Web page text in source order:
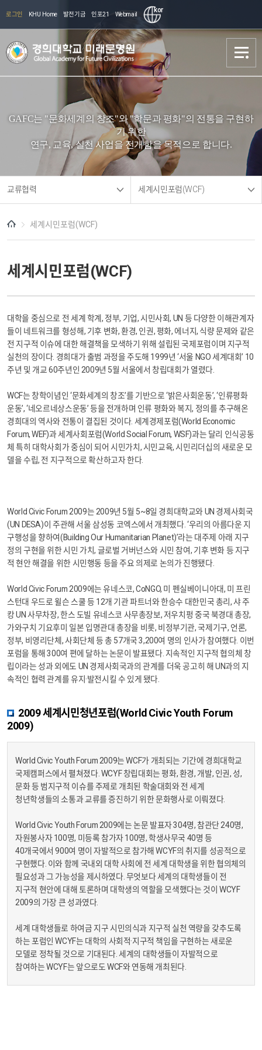
로그인 KHU Home 발전기금 인포21 Webmail
kor
문명원 소개
학술기획
교류협력
교육 장학
문명원 소개
학술기획
교류협력
교육 장학
GAFC는 "문화세계의 창조"와 "학문과 평화"의 전통을 구현하
기 위한
연구, 교육, 실천 사업을 전개함을 목적으로 합니다.
교류협력 세계시민포럼(WCF)
세계시민포럼(WCF)
세계시민포럼(WCF)
대학을 중심으로 전 세계 학계, 정부, 기업, 시민사회, UN 등 다양한 이해관계자
들이 네트워크를 형성해, 기후 변화, 환경, 인권, 평화, 에너지, 식량 문제와 같은
전 지구적 이슈에 대한 해결책을 모색하기 위해 설립된 국제포럼이며 지구적
실천의 장이다. 경희대가 출범 과정을 주도해 1999년 ‘서울 NGO 세계대회’ 10
주년 및 개교 60주년인 2009년 5월 서울에서 창립대회가 열렸다.
WCF는 창학이념인 ‘문화세계의 창조’를 기반으로 ‘밝은사회운동’, ‘인류평화
운동’, ‘네오르네상스운동’ 등을 전개하며 인류 평화와 복지, 정의를 추구해온
경희대의 역사와 전통이 결집된 것이다. 세계경제포럼(World Economic
Forum, WEF)과 세계사회포럼(World Social Forum, WSF)과는 달리 인식공동
체 특히 대학사회가 중심이 되어 시민가치, 시민교육, 시민리더십의 새로운 모
델을 수립, 전 지구적으로 확산하고자 한다.
World Civic Forum 2009는 2009년 5월 5~8일 경희대학교와 UN 경제사회국
(UN DESA)이 주관해 서울 삼성동 코엑스에서 개최했다. ‘우리의 아름다운 지
구행성을 향하여(Building Our Humanitarian Planet)’라는 대주제 아래 지구
정의 구현을 위한 시민 가치, 글로벌 거버넌스와 시민 참여, 기후 변화 등 지구
적 현안 해결을 위한 시민행동 등을 주요 의제로 논의가 진행됐다.
World Civic Forum 2009에는 유네스코, CoNGO, 미 펜실베이니아대, 미 프린
스턴대 우드로 윌슨 스쿨 등 12개 기관 파트너와 한승수 대한민국 총리, 샤 주
캉 UN 사무차장, 한스 도빌 유네스코 사무총장보, 저우치펑 중국 북경대 총장,
가와구치 기요후미 일본 입명관대 총장을 비롯, 비정부기관, 국제기구, 언론,
정부, 비영리단체, 사회단체 등 총 57개국 3,200여 명의 인사가 참여했다. 이번
포럼을 통해 300여 편에 달하는 논문이 발표됐다. 지속적인 지구적 협의체 창
립이라는 성과 외에도 UN 경제사회국과의 관계를 더욱 공고히 해 UN과의 지
속적인 협력 관계를 유지·발전시킬 수 있게 됐다.
2009 세계시민청년포럼(World Civic Youth Forum
2009)
World Civic Youth Forum 2009는 WCF가 개최되는 기간에 경희대학교
국제캠퍼스에서 펼쳐졌다. WCYF 창립대회는 평화, 환경, 개발, 인권, 성,
문화 등 범지구적 이슈를 주제로 개최된 학술대회와 전 세계
청년학생들의 소통과 교류를 증진하기 위한 문화행사로 이뤄졌다.
World Civic Youth Forum 2009에는 논문 발표자 304명, 참관단 240명,
자원봉사자 100명, 미등록 참가자 100명, 학생사무국 40명 등
40개국에서 900여 명이 자발적으로 참가해 WCYF의 취지를 성공적으로
구현했다. 이와 함께 국내외 대학 사회에 전 세계 대학생을 위한 협의체의
필요성과 그 가능성을 제시하였다. 무엇보다 세계의 대학생들이 전
지구적 현안에 대해 토론하며 대학생의 역할을 모색했다는 것이 WCYF
2009의 가장 큰 성과였다.
세계 대학생들로 하여금 지구 시민의식과 지구적 실천 역량을 갖추도록
하는 포럼인 WCYF는 대학의 사회적·지구적 책임을 구현하는 새로운
모델로 정착될 것으로 기대된다. 세계의 대학생들이 자발적으로
참여하는 WCYF는 앞으로도 WCF와 연동해 개최된다.